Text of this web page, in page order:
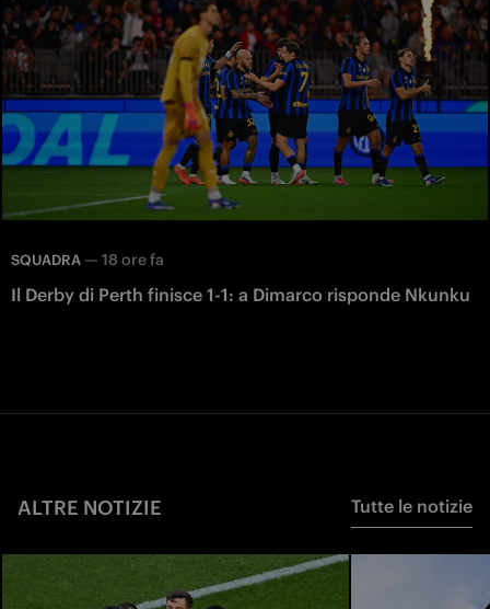
SQUADRA — 18 ore fa
Il Derby di Perth finisce 1-1: a Dimarco risponde Nkunku
ALTRE NOTIZIE Tutte le notizie